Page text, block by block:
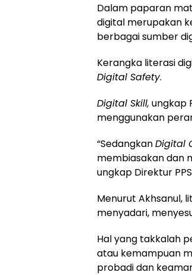
Dalam paparan
digital merupakan
berbagai sumber
Kerangka literasi
Digital Safety.
Digital Skill, ungkap
menggunakan
“SedangkanDigital
membiasakan dan
ungkap Direktur
Menurut Akhsanul,
menyadari,
Hal yang takkalah
atau kemampuan
probadi dan